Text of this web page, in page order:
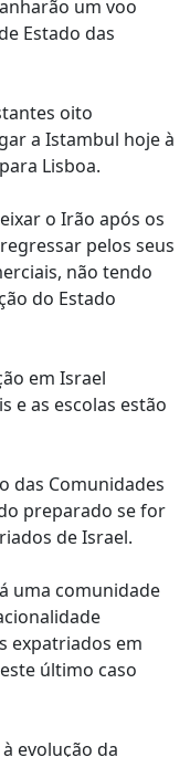
um voo
Estado das
oito
a Istambul hoje à
Lisboa.
o Irão após os
pelos seus
não tendo
do Estado
em Israel
e as escolas estão
das Comunidades
preparado se for
de Israel.
uma comunidade
expatriados em
último caso
evolução da